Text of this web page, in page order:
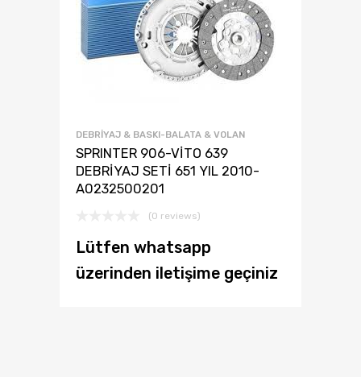
DEBRİYAJ & BASKI-BALATA & VOLAN
SPRINTER 906-VİTO 639
DEBRİYAJ SETİ 651 YIL 2010-
A0232500201
(0 reviews)
Lütfen whatsapp
üzerinden iletişime geçiniz